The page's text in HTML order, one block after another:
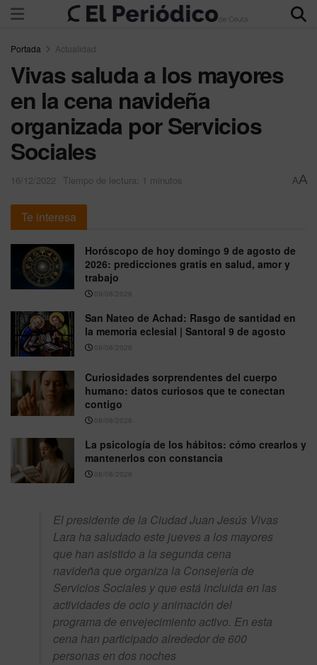
Portada Actualidad
Vivas saluda a los mayores
en la cena navideña
organizada por Servicios
Sociales
16/12/2022 Tiempo de lectura: 1 minutos AA
Te interesa
Horóscopo de hoy domingo 9 de agosto de
2026: predicciones gratis en salud, amor y
trabajo
09/08/2026
San Nateo de Achad: Rasgo de santidad en
la memoria eclesial | Santoral 9 de agosto
09/08/2026
Curiosidades sorprendentes del cuerpo
humano: datos curiosos que te conectan
contigo
08/08/2026
La psicología de los hábitos: cómo crearlos y
mantenerlos con constancia
08/08/2026
El presidente de la Ciudad Juan Jesús Vivas
Lara ha saludado este jueves a los mayores
que han asistido a la segunda cena
navideña que organiza la Consejería de
Servicios Sociales y que está incluida en las
actividades de ocio y animación del
programa de envejecimiento activo. En esta
cena han participado alrededor de 600
personas en dos noches